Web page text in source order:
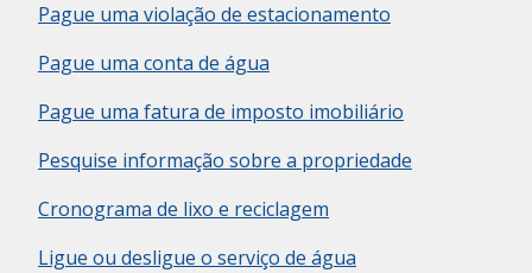
Pague uma violação de estacionamento
Pague uma conta de água
Pague uma fatura de imposto imobiliário
Pesquise informação sobre a propriedade
Cronograma de lixo e reciclagem
Ligue ou desligue o serviço de água